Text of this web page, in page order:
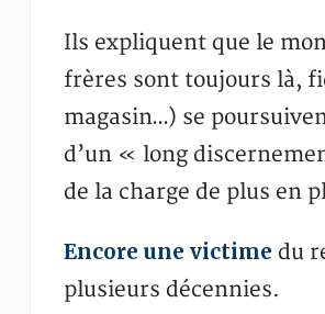
Ils expliquent que le
frères sont toujours là,
magasin…) se
d’un « long
de la charge de plus en
Encore une victime du
plusieurs décennies.